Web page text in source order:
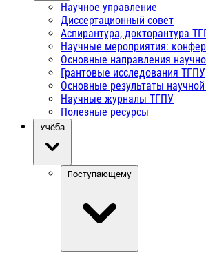
Научное управление
Диссертационный совет
Аспирантура, докторантура
Научные мероприятия:
Основные направления
Грантовые исследования ТГПУ
Основные результаты
Научные журналы ТГПУ
Полезные ресурсы
Учёба
Поступающему